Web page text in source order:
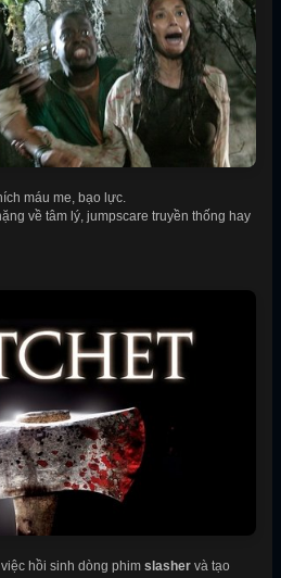
máu me, bạo lực.
về tâm lý, jumpscare truyền thống hay
hồi sinh dòng phim slasher và tạo